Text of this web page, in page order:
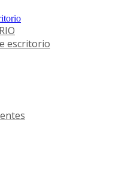
escritorio